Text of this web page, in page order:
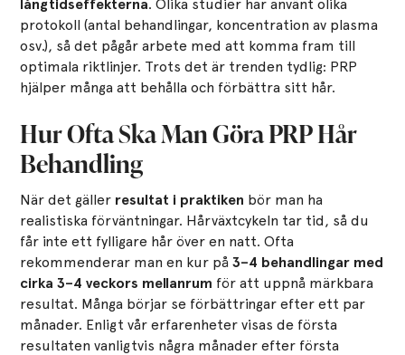
långtidseffekterna. Olika studier har använt olika
protokoll (antal behandlingar, koncentration av plasma
osv.), så det pågår arbete med att komma fram till
optimala riktlinjer. Trots det är trenden tydlig: PRP
hjälper många att behålla och förbättra sitt hår.
Hur Ofta Ska Man Göra PRP Hår
Behandling
När det gäller resultat i praktiken bör man ha
realistiska förväntningar. Hårväxtcykeln tar tid, så du
får inte ett fylligare hår över en natt. Ofta
rekommenderar man en kur på3–4 behandlingar med
cirka 3–4 veckors mellanrum för att uppnå märkbara
resultat. Många börjar se förbättringar efter ett par
månader. Enligt vår erfarenheter visas de första
resultaten vanligtvis några månader efter första